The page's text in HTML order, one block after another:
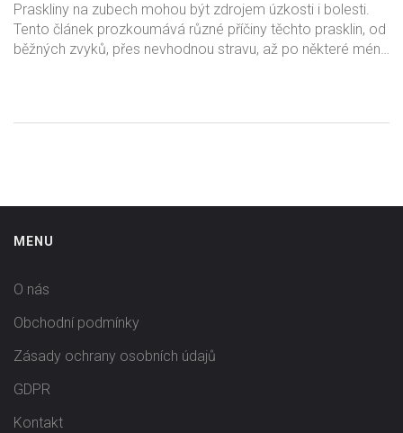
Praskliny na zubech mohou být zdrojem úzkosti i bolesti.
Tento článek prozkoumává různé příčiny těchto prasklin, od
běžných zvyků, přes nevhodnou stravu, až po některé méně
odbornou pomoc a jaké možnosti léčby existují k obnovení
MENU
O nás
Obchodní podmínky
Zásady ochrany osobních údajů
GDPR
Kontakt